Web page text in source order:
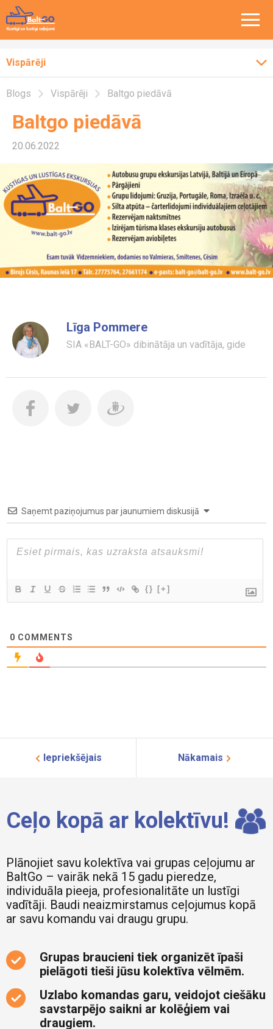
Vispārēji
Aktualitātes
Balt-Go ceļo
Vispārēji
Blogs Vispārēji Baltgo piedāvā
Baltgo piedāvā
20.06.2022
Līga Pommere
SIA «BALT-GO» dibinātāja un vadītāja, gide
Saņemt paziņojumus par jaunumiem diskusijā
{} [+]
0 COMMENTS
Iepriekšējais Nākamais
Ceļo kopā ar kolektīvu!
Plānojiet savu kolektīva vai grupas ceļojumu ar
BaltGo – vairāk nekā 15 gadu pieredze,
individuāla pieeja, profesionalitāte un lustīgi
vadītāji. Baudi neaizmirstamus ceļojumus kopā
ar savu komandu vai draugu grupu.
Grupas braucieni tiek organizēt īpaši
pielāgoti tieši jūsu kolektīva vēlmēm.
Uzlabo komandas garu, veidojot ciešāku
savstarpējo saikni ar kolēģiem vai
draugiem.